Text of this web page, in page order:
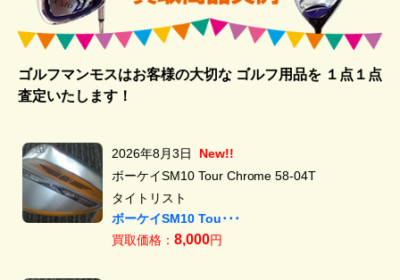
ゴルフマンモスはお客様の大切な ゴルフ用品を１点１点
査定いたします！
2026年8月3日
New!!
ボーケイSM10 Tour Chrome 58-04T
タイトリスト
ボーケイSM10 Tou･･･
買取価格： 8,000円